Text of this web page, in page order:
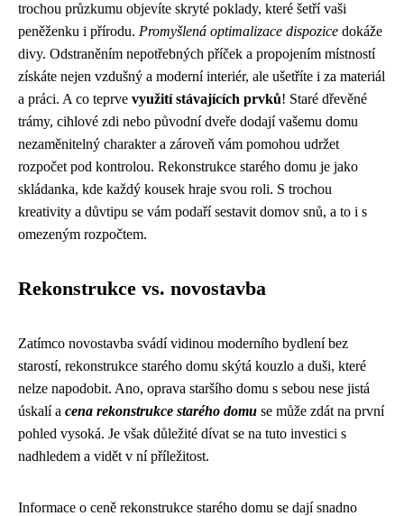
trochou průzkumu objevíte skryté poklady, které šetří vaši
peněženku i přírodu. Promyšlená optimalizace dispozice dokáže
divy. Odstraněním nepotřebných příček a propojením místností
získáte nejen vzdušný a moderní interiér, ale ušetříte i za materiál
a práci. A co teprve využití stávajících prvků! Staré dřevěné
trámy, cihlové zdi nebo původní dveře dodají vašemu domu
nezaměnitelný charakter a zároveň vám pomohou udržet
rozpočet pod kontrolou. Rekonstrukce starého domu je jako
skládanka, kde každý kousek hraje svou roli. S trochou
kreativity a důvtipu se vám podaří sestavit domov snů, a to i s
omezeným rozpočtem.
Rekonstrukce vs. novostavba
Zatímco novostavba svádí vidinou moderního bydlení bez
starostí, rekonstrukce starého domu skýtá kouzlo a duši, které
nelze napodobit. Ano, oprava staršího domu s sebou nese jistá
úskalí a cena rekonstrukce starého domu se může zdát na první
pohled vysoká. Je však důležité dívat se na tuto investici s
nadhledem a vidět v ní příležitost.
Informace o ceně rekonstrukce starého domu se dají snadno